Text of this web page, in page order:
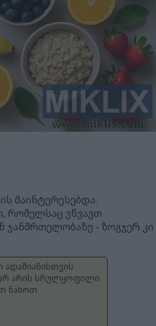
მაინტერესებდა.
რომელსაც ვწვავთ
ჯანმრთელობაზე - ზოგჯერ კი
არ არის სრულყოფილი
ნახოთ